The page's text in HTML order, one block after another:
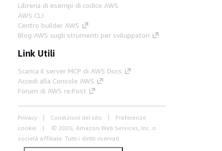
Libreria di esempi di codice AWS
AWS CLI
Centro builder AWS
Blog AWS sugli strumenti per sviluppatori
Link Utili
Scarica il server MCP di AWS Docs
Accedi alla Console AWS
Forum di AWS re:Post
Privacy Condizioni del sito
Preferenze
cookie
© 2026, Amazon Web Services, Inc. o
società affiliate. Tutti i diritti riservati.